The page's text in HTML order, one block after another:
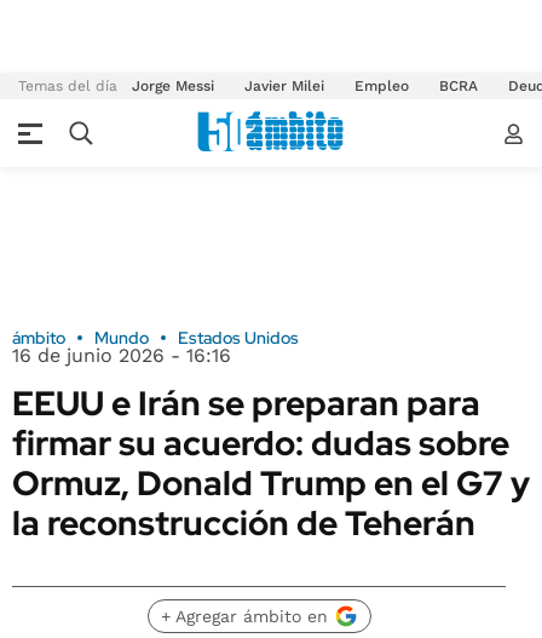
Temas del día Jorge Messi Javier Milei Empleo BCRA
ámbito Mundo Estados Unidos
16 de junio 2026 - 16:16
EEUU e Irán se preparan para
firmar su acuerdo: dudas sobre
Ormuz, Donald Trump en el G7 y
la reconstrucción de Teherán
+ Agregar ámbito en